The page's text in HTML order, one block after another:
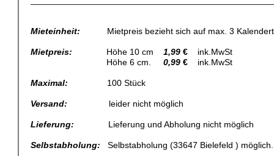
Mieteinheit: Mietpreis bezieht sich auf max. 3
Mietpreis: Höhe 10 cm 1,99 €
ink.MwSt
Höhe 6 cm. 0,99 € ink.MwSt
Maximal: 100 Stück
Versand: leider nicht möglich
Lieferung: Lieferung und Abholung nicht möglich
Selbstabholung: Selbstabholung (33647 Bielefeld ) möglich.